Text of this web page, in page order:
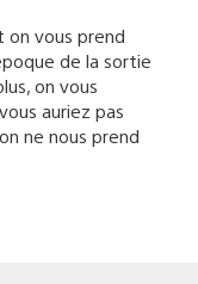
on vous prend
de la sortie
on vous
auriez pas
ne nous prend